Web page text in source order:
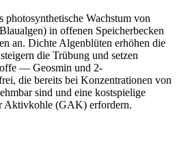
photosynthetische Wachstum von
in offenen Speicherbecken
an. Dichte Algenblüten erhöhen die
die Trübung und setzen
— Geosmin und 2-
die bereits bei Konzentrationen von
sind und eine kostspielige
Aktivkohle (GAK) erfordern.